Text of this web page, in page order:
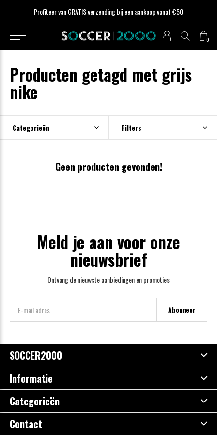
0
Profiteer van GRATIS verzending bij een aankoop vanaf €50
Producten getagd met grijs
nike
Categorieën Filters
Geen producten gevonden!
Meld je aan voor onze
nieuwsbrief
Ontvang de nieuwste aanbiedingen en promoties
Abonneer
SOCCER2000
Informatie
Categorieën
Contact